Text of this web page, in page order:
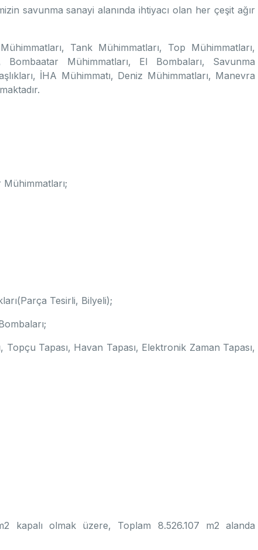
savunma sanayi alanında ihtiyacı olan her çeşit ağır
Tank Mühimmatları, Top Mühimmatları,
Bombaatar Mühimmatları, El Bombaları, Savunma
İHA Mühimmatı, Deniz Mühimmatları, Manevra
Mühimmatları;
Tesirli, Bilyeli);
Tapası, Havan Tapası, Elektronik Zaman Tapası,
kapalı olmak üzere, Toplam 8.526.107 m2 alanda